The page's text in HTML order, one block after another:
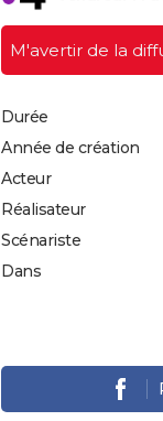
M'avertir de la
Durée
Année de création
Acteur
Réalisateur
Scénariste
Dans